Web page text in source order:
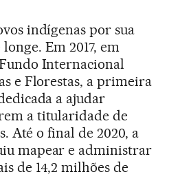
indígenas por sua
Em 2017, em
Internacional
e Florestas, a primeira
a ajudar
a titularidade de
Até o final de 2020, a
mapear e administrar
de 14,2 milhões de